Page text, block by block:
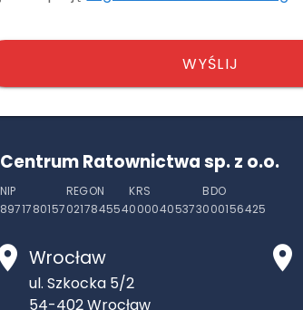
WYŚLIJ
Centrum Ratownictwa sp. z o.o.
NIP
8971780157
REGON
021784554
KRS
0000405373
BDO
000156425
Wrocław
ul. Szkocka 5/2
54-402Wrocław